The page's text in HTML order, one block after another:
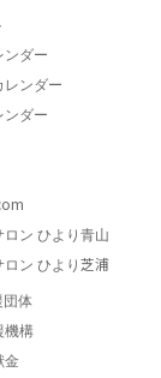
ンダー
レンダー
ンダー
ロン ひより青山
ロン ひより芝浦
体
機構
金